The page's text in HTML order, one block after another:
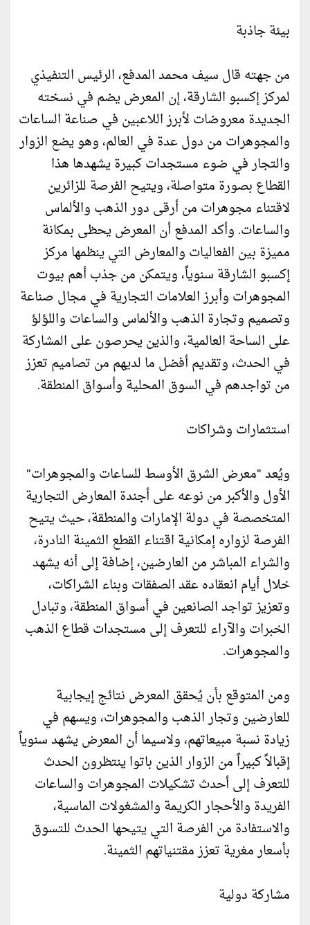
بيئة جاذبة
من جهته قال سيف محمد المدفع، الرئيس التنفيذي
لمركز إكسبو الشارقة، إن المعرض يضم في نسخته
الجديدة معروضات لأبرز اللاعبين في صناعة الساعات
والمجوهرات من دول عدة في العالم، وهو يضع الزوار
والتجار في ضوء مستجدات كبيرة يشهدها هذا
القطاع بصورة متواصلة، ويتيح الفرصة للزائرين
لاقتناء مجوهرات من أرقى دور الذهب والألماس
والساعات. وأكد المدفع أن المعرض يحظى بمكانة
مميزة بين الفعاليات والمعارض التي ينظمها مركز
إكسبو الشارقة سنوياً، ويتمكن من جذب أهم بيوت
المجوهرات وأبرز العلامات التجارية في مجال صناعة
وتصميم وتجارة الذهب والألماس والساعات واللؤلؤ
على الساحة العالمية، والذين يحرصون على المشاركة
في الحدث، وتقديم أفضل ما لديهم من تصاميم تعزز
من تواجدهم في السوق المحلية وأسواق المنطقة.
استثمارات وشراكات
ويُعد "معرض الشرق الأوسط للساعات والمجوهرات"
الأول والأكبر من نوعه على أجندة المعارض التجارية
المتخصصة في دولة الإمارات والمنطقة، حيث يتيح
الفرصة لزواره إمكانية اقتناء القطع الثمينة النادرة،
والشراء المباشر من العارضين، إضافة إلى أنه يشهد
خلال أيام انعقاده عقد الصفقات وبناء الشراكات،
وتعزيز تواجد الصانعين في أسواق المنطقة، وتبادل
الخبرات والآراء للتعرف إلى مستجدات قطاع الذهب
والمجوهرات.
ومن المتوقع بأن يُحقق المعرض نتائج إيجابية
للعارضين وتجار الذهب والمجوهرات، ويسهم في
زيادة نسبة مبيعاتهم، ولاسيما أن المعرض يشهد سنوياً
إقبالاً كبيراً من الزوار الذين باتوا ينتظرون الحدث
للتعرف إلى أحدث تشكيلات المجوهرات والساعات
الفريدة والأحجار الكريمة والمشغولات الماسية،
والاستفادة من الفرصة التي يتيحها الحدث للتسوق
بأسعار مغرية تعزز مقتنياتهم الثمينة.
مشاركة دولية